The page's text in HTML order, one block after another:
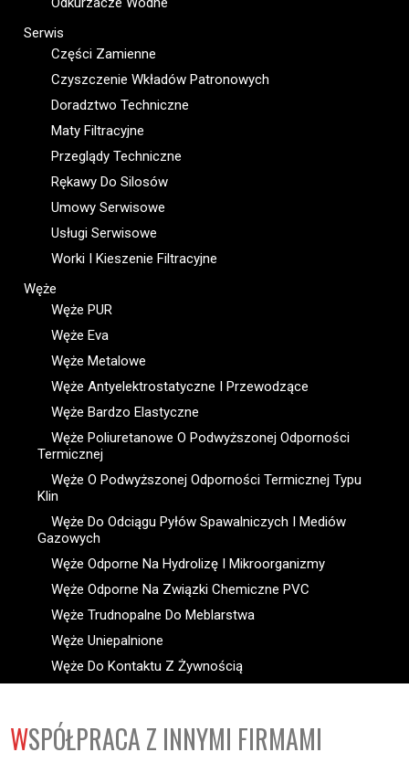
Serwis
Części Zamienne
Czyszczenie Wkładów Patronowych
Doradztwo Techniczne
Maty Filtracyjne
Przeglądy Techniczne
Rękawy Do Silosów
Umowy Serwisowe
Usługi Serwisowe
Worki I Kieszenie Filtracyjne
Węże
Węże PUR
Węże Eva
Węże Metalowe
Węże Antyelektrostatyczne I Przewodzące
Węże Bardzo Elastyczne
Węże Poliuretanowe O Podwyższonej Odporności
Termicznej
Węże O Podwyższonej Odporności Termicznej Typu
Klin
Węże Do Odciągu Pyłów Spawalniczych I Mediów
Gazowych
Węże Odporne Na Hydrolizę I Mikroorganizmy
Węże Odporne Na Związki Chemiczne PVC
Węże Trudnopalne Do Meblarstwa
Węże Uniepalnione
Węże Do Kontaktu Z Żywnością
WSPÓŁPRACA Z INNYMI FIRMAMI